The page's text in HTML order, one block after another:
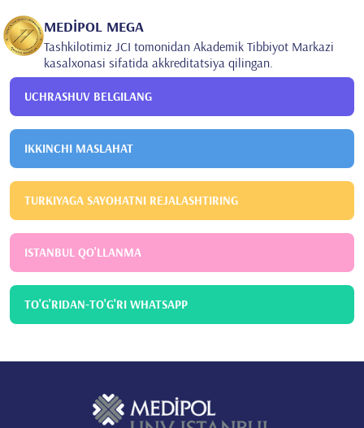
MEDİPOL MEGA
Tashkilotimiz JCI tomonidan Akademik Tibbiyot Markazi
kasalxonasi sifatida akkreditatsiya qilingan.
UCHRASHUV BELGILANG
IKKINCHI MASLAHAT
TURKIYAGA SAYOHATNI REJALASHTIRING
ISTANBUL QO'LLANMA
TO'G'RIDAN-TO'G'RI WHATSAPP